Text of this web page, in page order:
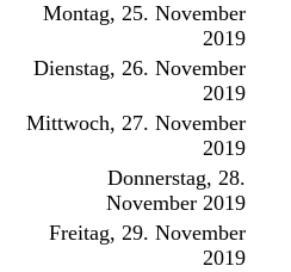
Montag, 25. November
2019
Dienstag, 26. November
2019
Mittwoch, 27. November
2019
Donnerstag, 28.
November 2019
Freitag, 29. November
2019